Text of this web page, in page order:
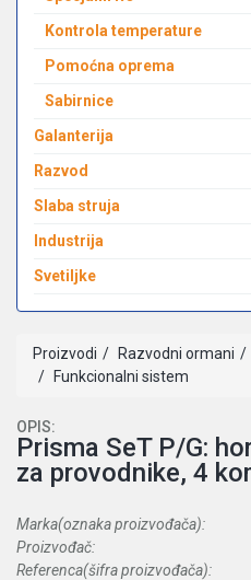
Kontrola temperature
Pomoćna oprema
Sabirnice
Galanterija
Razvod
Slaba struja
Industrija
Svetiljke
Proizvodi Razvodni ormani
Funkcionalni sistem
OPIS:
Prisma SeT P/G:
za provodnike, 4
Marka(oznaka proizvođača):
Proizvođač:
Referenca(šifra proizvođača):